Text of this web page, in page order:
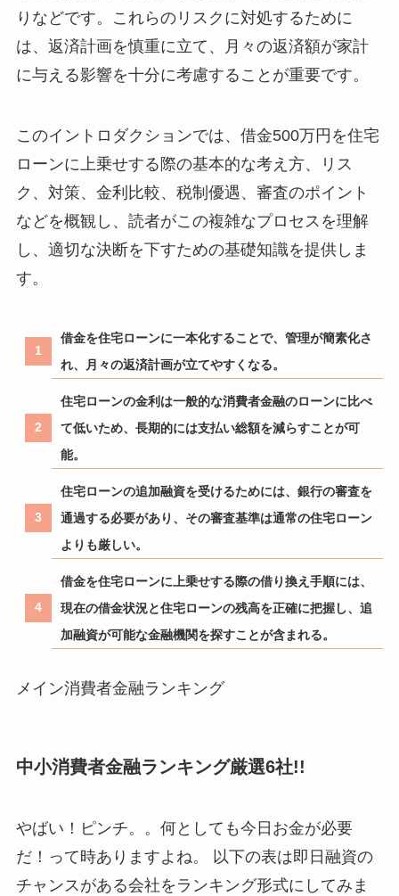
りなどです。これらのリスクに対処するために
は、返済計画を慎重に立て、月々の返済額が家計
に与える影響を十分に考慮することが重要です。
このイントロダクションでは、借金500万円を住宅
ローンに上乗せする際の基本的な考え方、リス
ク、対策、金利比較、税制優遇、審査のポイント
などを概観し、読者がこの複雑なプロセスを理解
し、適切な決断を下すための基礎知識を提供しま
す。
借金を住宅ローンに一本化することで、管理が簡素化さ
れ、月々の返済計画が立てやすくなる。
住宅ローンの金利は一般的な消費者金融のローンに比べ
て低いため、長期的には支払い総額を減らすことが可
能。
住宅ローンの追加融資を受けるためには、銀行の審査を
通過する必要があり、その審査基準は通常の住宅ローン
よりも厳しい。
借金を住宅ローンに上乗せする際の借り換え手順には、
現在の借金状況と住宅ローンの残高を正確に把握し、追
加融資が可能な金融機関を探すことが含まれる。
メイン消費者金融ランキング
中小消費者金融ランキング厳選6社!!
やばい！ピンチ。。何としても今日お金が必要
だ！って時ありますよね。 以下の表は即日融資の
チャンスがある会社をランキング形式にしてみま